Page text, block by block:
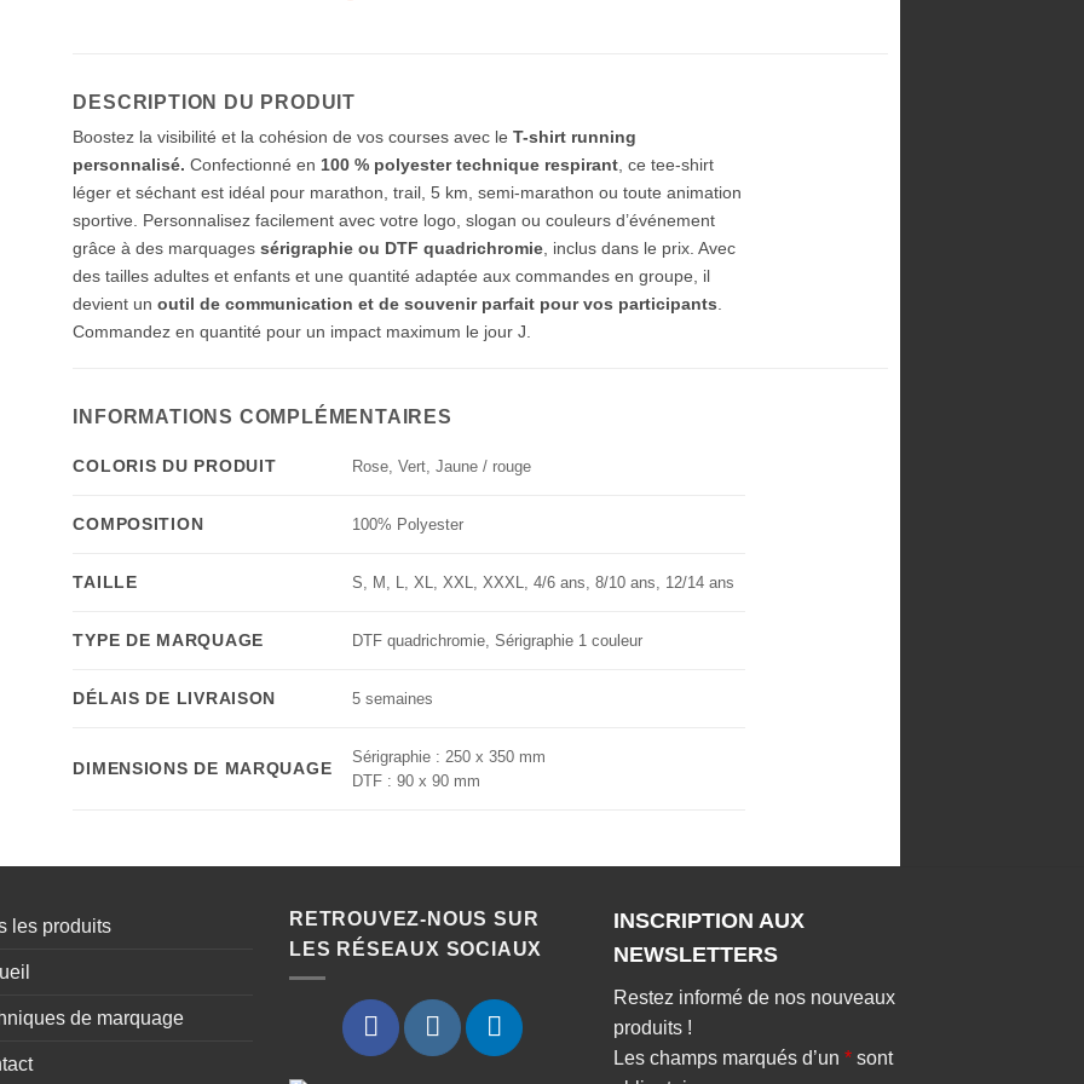
DESCRIPTION DU PRODUIT
Boostez la visibilité et la cohésion de vos courses avec leT-shirt running
personnalisé. Confectionné en 100 % polyester technique respirant, ce tee-shirt
léger et séchant est idéal pour marathon, trail, 5 km, semi-marathon ou toute animation
sportive. Personnalisez facilement avec votre logo, slogan ou couleurs d’événement
grâce à des marquagessérigraphie ou DTF quadrichromie, inclus dans le prix. Avec
des tailles adultes et enfants et une quantité adaptée aux commandes en groupe, il
devient unoutil de communication et de souvenir parfait pour vos participants.
Commandez en quantité pour un impact maximum le jour J.
INFORMATIONS COMPLÉMENTAIRES
COLORIS DU PRODUIT Rose, Vert, Jaune / rouge
COMPOSITION 100% Polyester
TAILLE S M L XL XXL XXXL 4/6 ans 8/10 ans 12/14 ans
TYPE DE MARQUAGE DTF quadrichromie, Sérigraphie 1 couleur
DÉLAIS DE LIVRAISON 5 semaines
DIMENSIONS DE MARQUAGE
Sérigraphie : 250 x 350 mm
DTF : 90 x 90 mm
les produits
de marquage
RETROUVEZ-NOUS SUR
LES RÉSEAUX SOCIAUX
INSCRIPTION AUX
NEWSLETTERS
Restez informé de nos nouveaux
produits !
Les champs marqués d’un *sont